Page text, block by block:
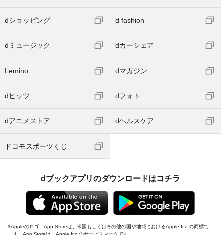
dショッピング d fashion
dミュージック dカーシェア
Lemino dマガジン
dヒッツ dフォト
dアニメストア dヘルスケア
ドコモスポーツくじ
dブックアプリのダウンロードはコチラ
Appleのロゴ、App Storeは、米国もしくはその他の国や地域におけるApple Inc.の商標で
す。App Storeは、Apple Inc.のサービスマークです。